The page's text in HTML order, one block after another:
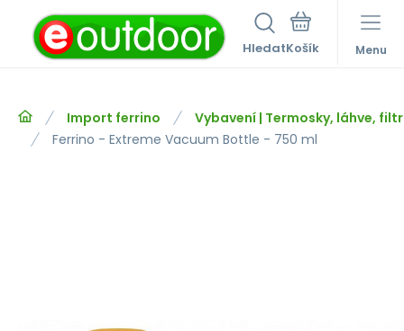
Hledat Menu
Import ferrino
Vybavení | Termosky, láhve,
Ferrino - Extreme Vacuum Bottle - 750 ml